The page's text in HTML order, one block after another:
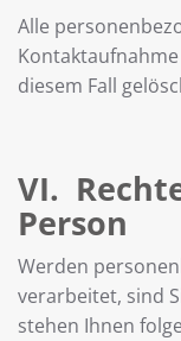
Alle
diesem Fall
VI.
Person
Werden
verarbeitet, sind
stehen Ihnen